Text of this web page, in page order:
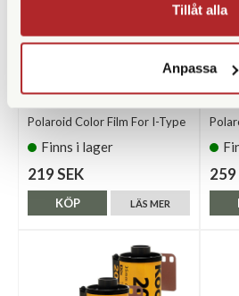
Tillåt alla
Anpassa
Polaroid
Polaroid Color Film For I-Type
Finns i lager
219 SEK
LÄS MER
KÖP
259